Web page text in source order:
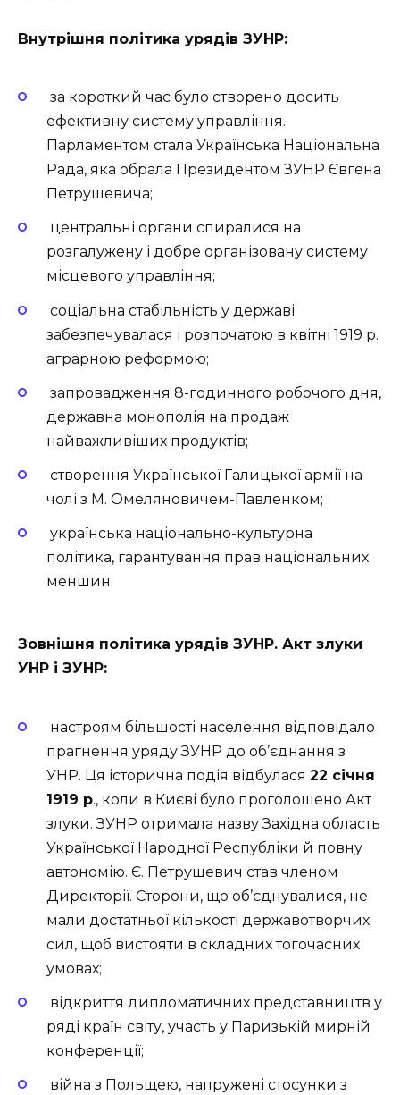
Внутрішня політика урядів ЗУНР:
за короткий час було створено досить
ефективну систему управління.
Парламентом стала Українська Національна
Рада, яка обрала Президентом ЗУНР Євгена
Петрушевича;
центральні органи спиралися на
розгалужену і добре організовану систему
місцевого управління;
соціальна стабільність у державі
забезпечувалася і розпочатою в квітні 1919 р.
аграрною реформою;
запровадження 8-годинного робочого дня,
державна монополія на продаж
найважливіших продуктів;
створення Української Галицької армії на
чолі з М. Омеляновичем-Павленком;
українська національно-культурна
політика, гарантування прав національних
меншин.
Зовнішня політика урядів ЗУНР. Акт злуки
УНР і ЗУНР:
настроям більшості населення відповідало
прагнення уряду ЗУНР до об’єднання з
УНР. Ця історична подія відбулася 22 січня
1919 р., коли в Києві було проголошено Акт
злуки. ЗУНР отримала назву Західна область
Української Народної Республіки й повну
автономію. Є. Петрушевич став членом
Директорії. Сторони, що об’єднувалися, не
мали достатньої кількості державотворчих
сил, щоб вистояти в складних тогочасних
умовах;
відкриття дипломатичних представництв у
ряді країн світу, участь у Паризькій мирній
конференції;
війна з Польщею, напружені стосунки з